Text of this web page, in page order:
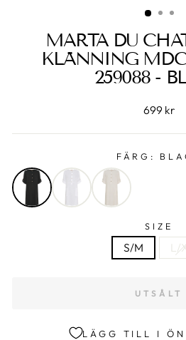
MARTA DU
KLÄNNING
259088 -
699 kr
FÄRG:
SIZE
S/M L/
UTSÅLT
LÄGG TILL I